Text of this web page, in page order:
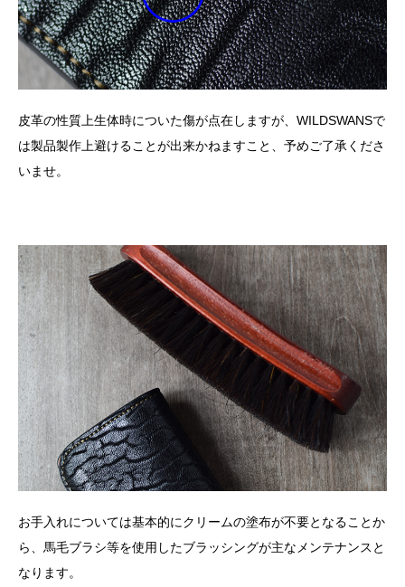
皮革の性質上生体時についた傷が点在しますが、WILDSWANSで
は製品製作上避けることが出来かねますこと、予めご了承くださ
いませ。
お手入れについては基本的にクリームの塗布が不要となることか
ら、馬毛ブラシ等を使用したブラッシングが主なメンテナンスと
なります。